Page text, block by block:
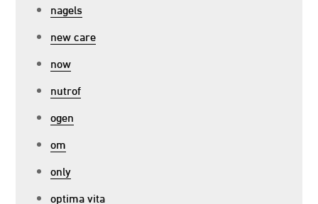
nagels
new care
now
nutrof
ogen
om
only
optima vita